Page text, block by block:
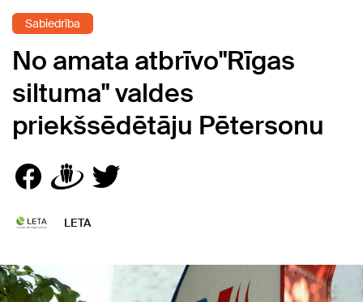
Sabiedrība
No amata atbrīvo"Rīgas
siltuma" valdes
priekšsēdētāju Pētersonu
LETA